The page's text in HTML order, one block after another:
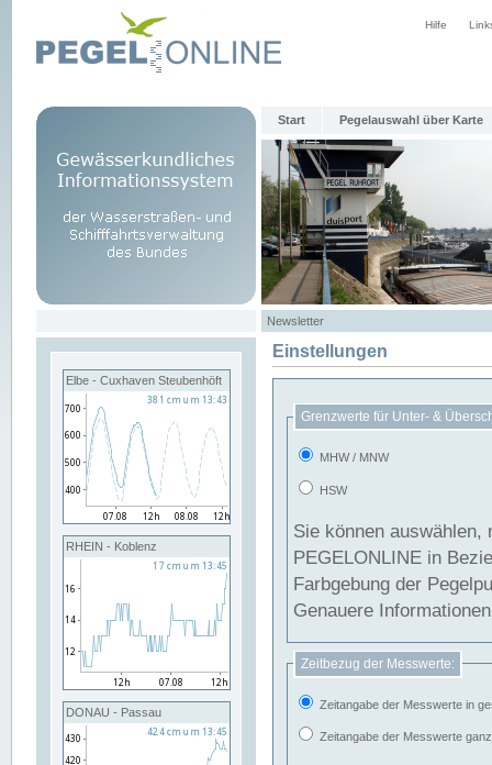
Hilfe
Start Pegelauswahl über Karte
Newsletter
Elbe - Cuxhaven Steubenhöft
RHEIN - Koblenz
DONAU - Passau
Einstellungen
Grenzwerte für Unter- &
MHW / MNW
HSW
Sie können
PEGELONLINE in Beziehung
Farbgebung der
Genauere
Zeitbezug der Messwerte:
Zeitangabe der Messwerte in
Zeitangabe der Messwerte